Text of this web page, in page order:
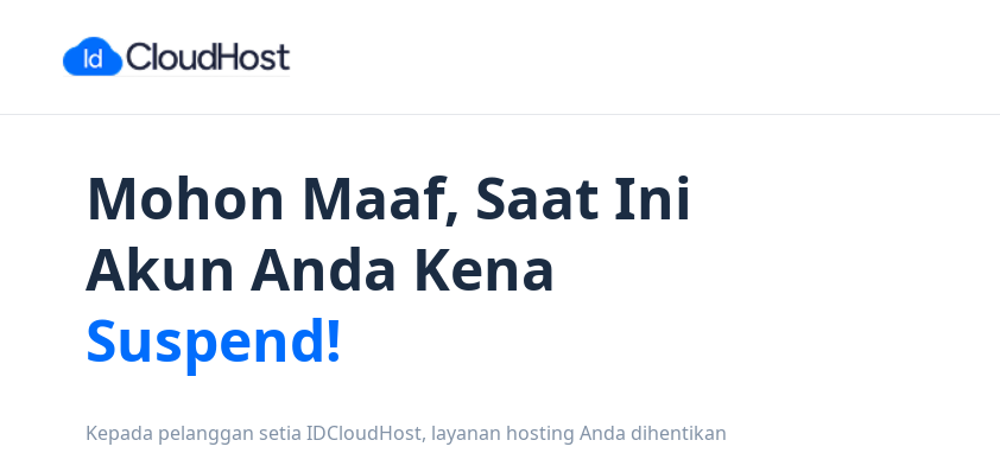
Mohon Maaf, Saat Ini
Akun Anda Kena
Suspend!
Kepada pelanggan setia IDCloudHost, layanan hosting Anda dihentikan